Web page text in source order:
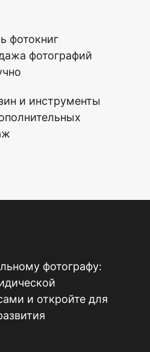
фотокниг
фотографий
и инструменты
фотографу:
и откройте для